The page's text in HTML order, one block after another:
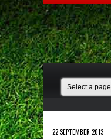
22 SEPTEMBER 2013